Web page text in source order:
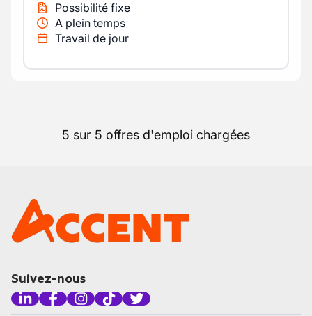
Possibilité fixe
A plein temps
Travail de jour
5 sur 5 offres d'emploi chargées
Suivez-nous